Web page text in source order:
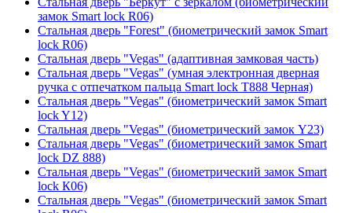
замок Smart lock R06)
Стальная дверь "Forest" (биометрический замок Smart
lock R06)
Стальная дверь "Vegas" (адаптивная замковая часть)
Стальная дверь "Vegas" (умная электронная дверная
ручка с отпечатком пальца Smart lock T888 Черная)
Стальная дверь "Vegas" (биометрический замок Smart
lock Y12)
Стальная дверь "Vegas" (биометрический замок Y23)
Стальная дверь "Vegas" (биометрический замок Smart
lock DZ 888)
Стальная дверь "Vegas" (биометрический замок Smart
lock К06)
Стальная дверь "Vegas" (биометрический замок Smart